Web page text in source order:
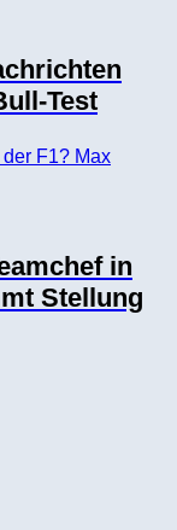
Test
in
Stellung